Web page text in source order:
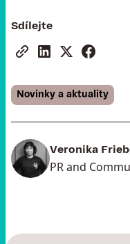
Sdílejte
Novinky a aktuality
Veronika
PR and